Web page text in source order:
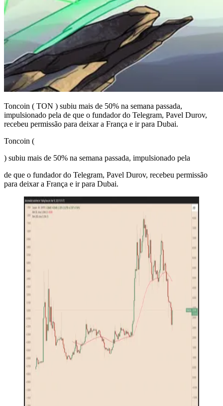
Toncoin ( TON ) subiu mais de 50% na semana passada,
impulsionado pela de que o fundador do Telegram, Pavel Durov,
recebeu permissão para deixar a França e ir para Dubai.
Toncoin (
) subiu mais de 50% na semana passada, impulsionado pela
de que o fundador do Telegram, Pavel Durov, recebeu permissão
para deixar a França e ir para Dubai.